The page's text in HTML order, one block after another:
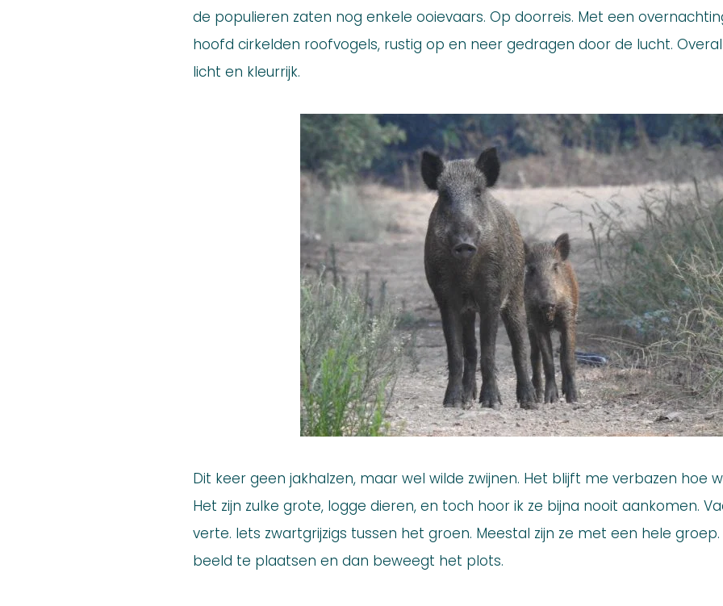
de populieren zaten nog enkele ooievaars. Op doorreis. Met een
hoofd cirkelden roofvogels, rustig op en neer gedragen door de lucht.
licht en kleurrijk.
Dit keer geen jakhalzen, maar wel wilde zwijnen. Het blijft me verbazen hoe
Het zijn zulke grote, logge dieren, en toch hoor ik ze bijna nooit aankomen.
verte. Iets zwartgrijzigs tussen het groen. Meestal zijn ze met een hele
beeld te plaatsen en dan beweegt het plots.